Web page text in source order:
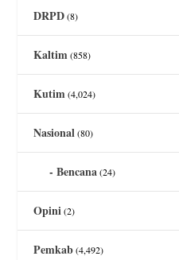
DRPD(8)
Kaltim(858)
Kutim(4,024)
Nasional(80)
Bencana(24)
Opini(2)
Pemkab(4,492)